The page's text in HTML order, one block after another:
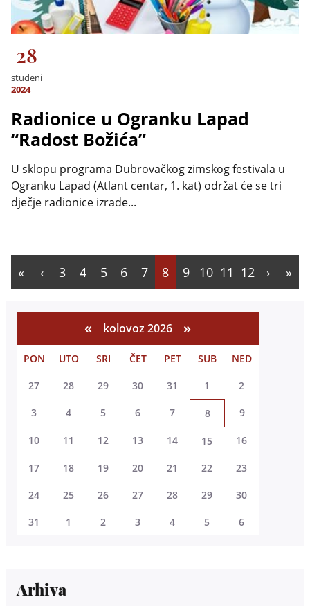
« kolovoz 2026 »
PON UTO SRI ČET PET SUB NED
27 28 29 30 31 1 2
3 4 5 6 7 8 9
10 11 12 13 14 15 16
17 18 19 20 21 22 23
24 25 26 27 28 29 30
31 1 2 3 4 5 6
Arhiva
28
studeni
2024
Radionice u Ogranku Lapad
“Radost Božića”
U sklopu programa Dubrovačkog zimskog festivala u
Ogranku Lapad (Atlant centar, 1. kat) održat će se tri
dječje radionice izrade...
3 4 5 6 7 8 9 10 11 12